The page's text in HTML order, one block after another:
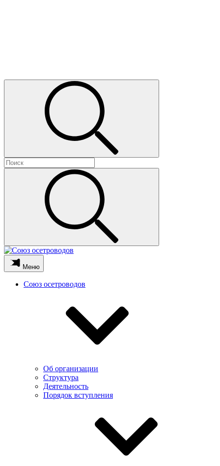
Меню
Союз осетроводов
Об организации
Структура
Деятельность
Порядок вступления